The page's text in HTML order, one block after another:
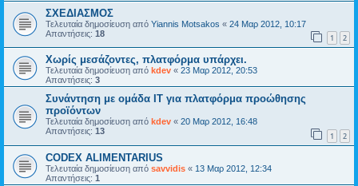
ΣΧΕΔΙΑΣΜΟΣ
Τελευταία δημοσίευση από Yiannis Motsakos « 24 Μαρ 2012, 10:17
Απαντήσεις: 18 1 2
Χωρίς μεσάζοντες, πλατφόρμα υπάρχει.
Τελευταία δημοσίευση από kdev « 23 Μαρ 2012, 20:53
Απαντήσεις: 3
Συνάντηση με ομάδα ΙΤ για πλατφόρμα προώθησης
προϊόντων
Τελευταία δημοσίευση από kdev « 20 Μαρ 2012, 16:48
Απαντήσεις: 13 1 2
CODEX ALIMENTARIUS
Τελευταία δημοσίευση από savvidis « 13 Μαρ 2012, 12:34
Απαντήσεις: 1